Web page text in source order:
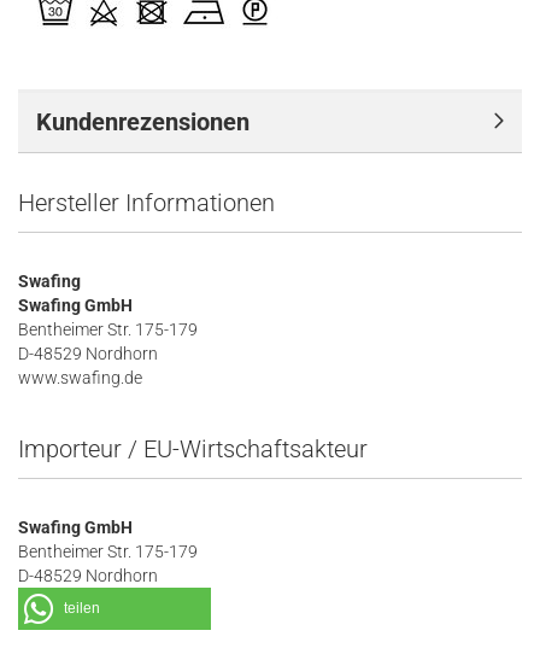
Kundenrezensionen
Hersteller Informationen
Swafing
Swafing GmbH
Bentheimer Str. 175-179
D-48529 Nordhorn
www.swafing.de
Importeur / EU-Wirtschaftsakteur
Swafing GmbH
Bentheimer Str. 175-179
D-48529 Nordhorn
teilen